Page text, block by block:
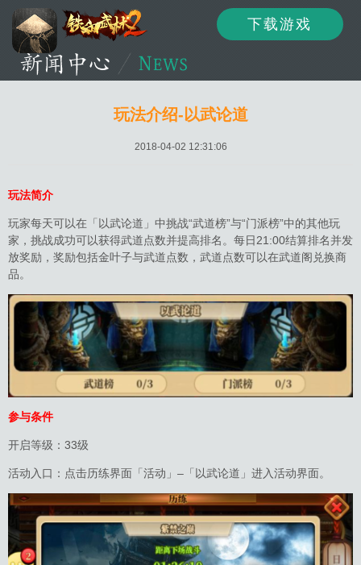
下载游戏
玩法介绍-以武论道
2018-04-02 12:31:06
玩法简介
玩家每天可以在「以武论道」中挑战“武道榜”与“门派榜”中的其他玩
家，挑战成功可以获得武道点数并提高排名。每日21:00结算排名并发
放奖励，奖励包括金叶子与武道点数，武道点数可以在武道阁兑换商
品。
参与条件
开启等级：33级
活动入口：点击历练界面「活动」–「以武论道」进入活动界面。
资讯
论坛 下载 客服